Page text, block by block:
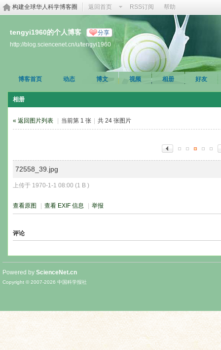
构建全球华人科学博客圈 返回首页 RSS订阅 帮助
tengyi1960的个人博客 分享
http://blog.sciencenet.cn/u/tengyi1960
博客首页 动态 博文 视频 相册 好友
相册
« 返回图片列表 当前第 1 张 共 24 张图片
72558_39.jpg
上传于 1970-1-1 08:00 (1 B )
查看原图 查看 EXIF 信息 举报
评论
Powered by ScienceNet.cn
Copyright © 2007-2026 中国科学报社